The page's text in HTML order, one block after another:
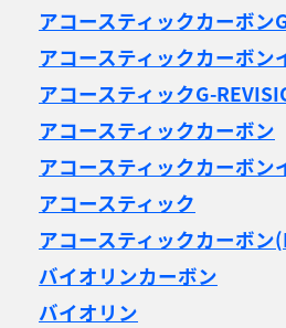
アコースティックカーボン
アコースティックカーボン
アコースティックG-
アコースティックカーボン
アコースティックカーボン
アコースティック
アコースティックカーボン
バイオリンカーボン
バイオリン